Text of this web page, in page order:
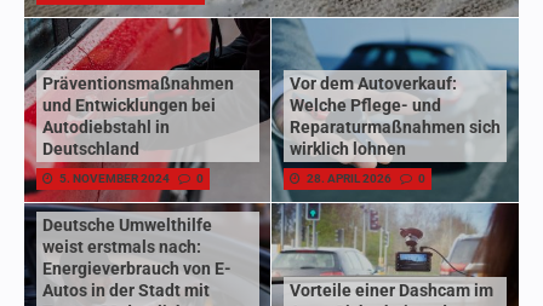
Präventionsmaßnahmen
und Entwicklungen bei
Autodiebstahl in
Deutschland
5. NOVEMBER 2024 0
Vor dem Autoverkauf:
Welche Pflege- und
Reparaturmaßnahmen sich
wirklich lohnen
28. APRIL 2026 0
Deutsche Umwelthilfe
weist erstmals nach:
Energieverbrauch von E-
Autos in der Stadt mit
Vorteile einer Dashcam im